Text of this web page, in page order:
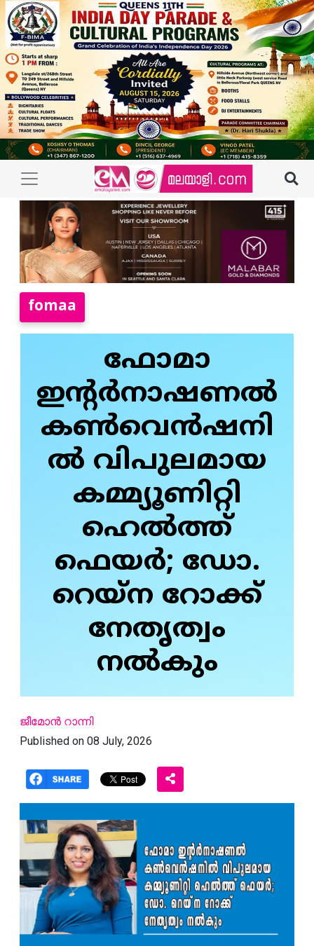
fomaa
ഫോമാ
ഇന്റർനാഷണൽ
കൺവെൻഷനി
ൽ വിപുലമായ
കമ്മ്യൂണിറ്റി
ഹെൽത്ത്
ഫെയർ; ഡോ.
റെയ്‌ന റോക്ക്
നേതൃത്വം
നൽകും
ജീമോൻ റാന്നി
Published on 08 July, 2026